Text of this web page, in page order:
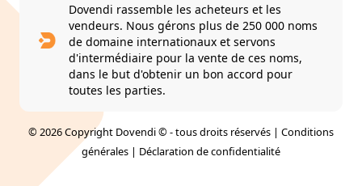
Dovendi rassemble les acheteurs et les
vendeurs. Nous gérons plus de 250 000 noms
de domaine internationaux et servons
d'intermédiaire pour la vente de ces noms,
dans le but d'obtenir un bon accord pour
toutes les parties.
© 2026 Copyright Dovendi © - tous droits réservés | Conditions
générales | Déclaration de confidentialité